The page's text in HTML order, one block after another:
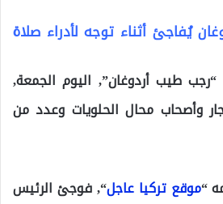
يُفاجئ أثناء توجه لأدراء صلاة
طيب أردوغان”, اليوم الجمعة,
وأصحاب محال الحلويات وعدد من
“موقع تركيا عاجل“, فوجئ الرئيس